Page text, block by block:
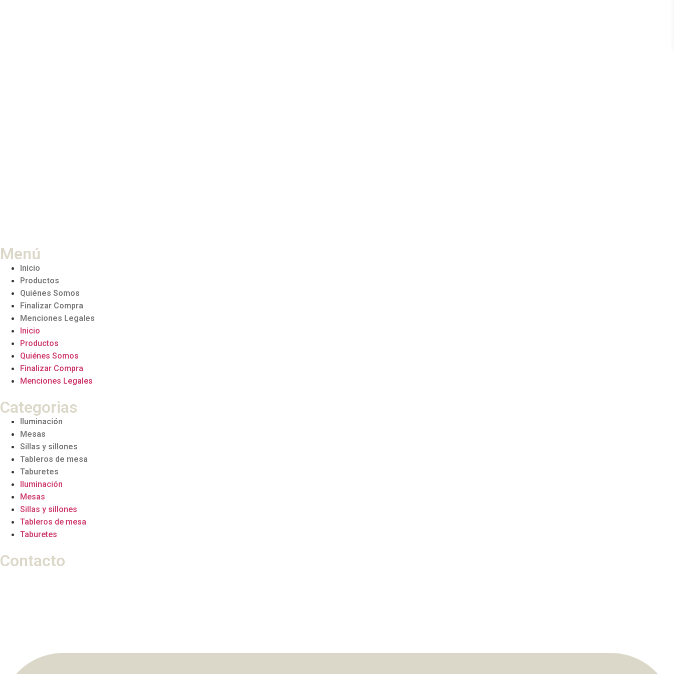
Menú
Inicio
Productos
Quiénes Somos
Finalizar Compra
Menciones Legales
Inicio
Productos
Quiénes Somos
Finalizar Compra
Menciones Legales
Categorias
Iluminación
Mesas
Sillas y sillones
Tableros de mesa
Taburetes
Iluminación
Mesas
Sillas y sillones
Tableros de mesa
Taburetes
Contacto